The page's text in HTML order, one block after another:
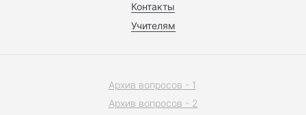
Контакты
Учителям
Архив вопросов - 1
Архив вопросов - 2